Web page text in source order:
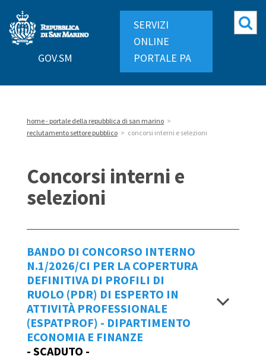
Repubblica
di
GOV.SM
SERVIZI
ONLINE
PORTALE PA
home - portale della repubblica di san marino >
reclutamento settore pubblico > concorsi interni e selezioni
Concorsi interni e
selezioni
BANDO DI CONCORSO INTERNO
N.1/2026/CI PER LA COPERTURA
DEFINITIVA DI PROFILI DI
RUOLO (PDR) DI ESPERTO IN
ATTIVITÀ PROFESSIONALE
(ESPATPROF) - DIPARTIMENTO
ECONOMIA E FINANZE
- SCADUTO -